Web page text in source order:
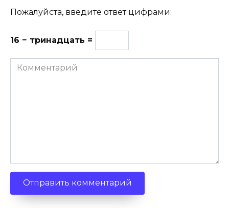
Пожалуйста, введите ответ цифрами:
16 − тринадцать =
Комментарий